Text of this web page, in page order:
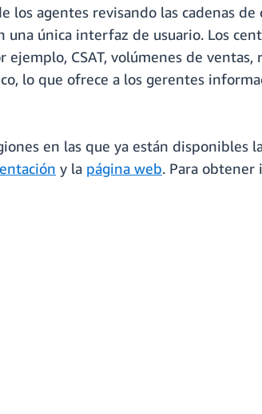
agentes revisando las cadenas
única interfaz de usuario. Los
CSAT, volúmenes de
lo que ofrece a los gerentes
en las que ya están disponibles
y la página web. Para obtener